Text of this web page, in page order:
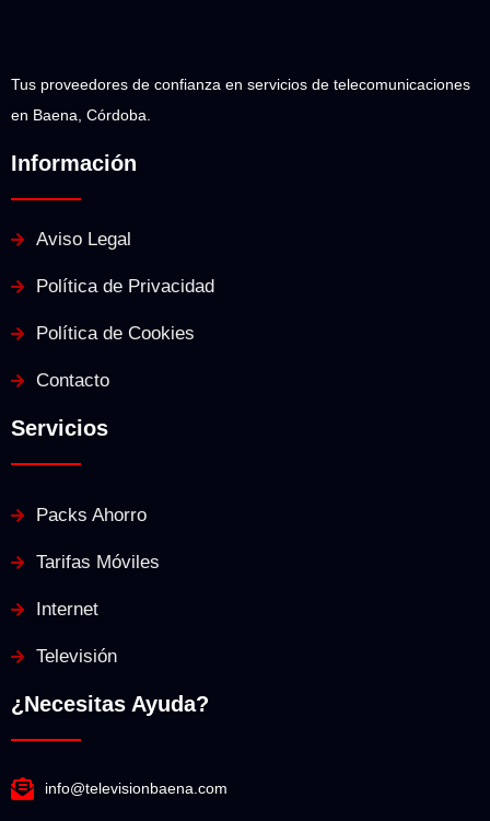
Tus proveedores de confianza en servicios de telecomunicaciones
en Baena, Córdoba.
Información
Aviso Legal
Política de Privacidad
Política de Cookies
Contacto
Servicios
Packs Ahorro
Tarifas Móviles
Internet
Televisión
¿Necesitas Ayuda?
info@televisionbaena.com